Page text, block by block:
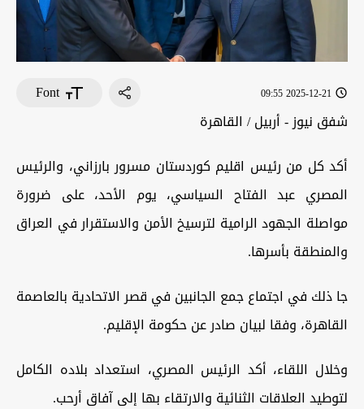
2025-12-21 09:55
Font
شفق نيوز - أربيل / القاهرة
أكد كل من رئيس اقليم كوردستان مسرور بارزاني، والرئيس
المصري عبد الفتاح السياسي، يوم الأحد، على ضرورة
مواصلة الجهود الرامية لترسيخ الأمن والاستقرار في العراق
والمنطقة بأسرها.
جا ذلك في اجتماع جمع الجانبين في قصر الاتحادية بالعاصمة
القاهرة، وفقا لبيان صادر عن حكومة الإقليم.
وخلال اللقاء، أكد الرئيس المصري، استعداد بلاده الكامل
لتوطيد العلاقات الثنائية والارتقاء بها إلى آفاق أرحب.